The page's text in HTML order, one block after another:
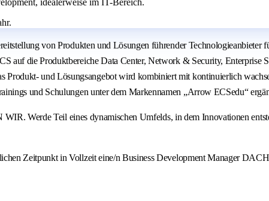
idealerweise im IT-Bereich.
von Produkten und Lösungen führender Technologieanbieter
auf die Produktbereiche Data Center, Network & Security, Enterprise
Produkt- und Lösungsangebot wird kombiniert mit kontinuierlich
und Schulungen unter dem Markennamen „Arrow ECSedu“
Teil eines dynamischen Umfelds, in dem Innovationen
Zeitpunkt in Vollzeit eine/n Business Development Manager